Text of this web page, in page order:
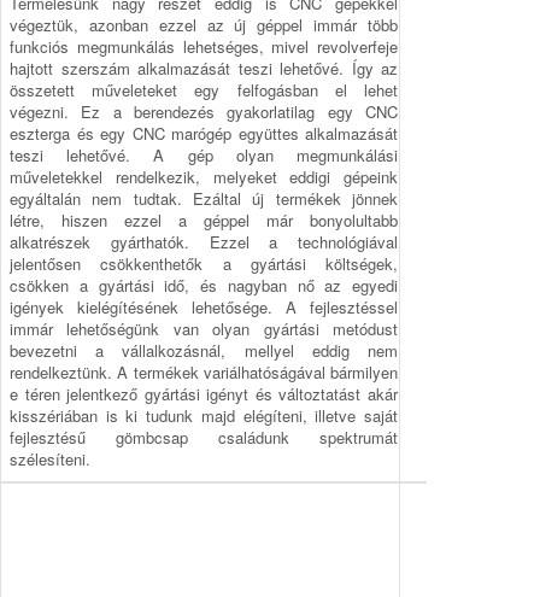
végeztük, azonban ezzel az új géppel immár több
funkciós megmunkálás lehetséges, mivel revolverfeje
hajtott szerszám alkalmazását teszi lehetővé. Így az
összetett műveleteket egy felfogásban el lehet
végezni. Ez a berendezés gyakorlatilag egy CNC
eszterga és egy CNC marógép együttes alkalmazását
teszi lehetővé. A gép olyan megmunkálási
műveletekkel rendelkezik, melyeket eddigi gépeink
egyáltalán nem tudtak. Ezáltal új termékek jönnek
létre, hiszen ezzel a géppel már bonyolultabb
alkatrészek gyárthatók. Ezzel a technológiával
jelentősen csökkenthetők a gyártási költségek,
csökken a gyártási idő, és nagyban nő az egyedi
igények kielégítésének lehetősége. A fejlesztéssel
immár lehetőségünk van olyan gyártási metódust
bevezetni a vállalkozásnál, mellyel eddig nem
rendelkeztünk. A termékek variálhatóságával bármilyen
e téren jelentkező gyártási igényt és változtatást akár
kisszériában is ki tudunk majd elégíteni, illetve saját
fejlesztésű gömbcsap családunk spektrumát
szélesíteni.